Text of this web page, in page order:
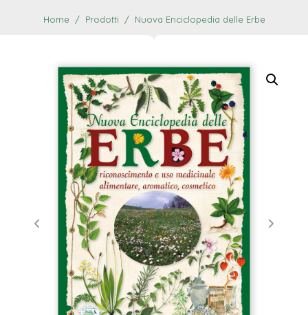
Home Prodotti Nuova Enciclopedia delle Erbe